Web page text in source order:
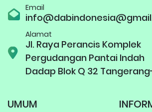
Email
Alamat
Jl. Raya Perancis Komplek
Pergudangan Pantai Indah
Dadap Blok Q 32
UMUM